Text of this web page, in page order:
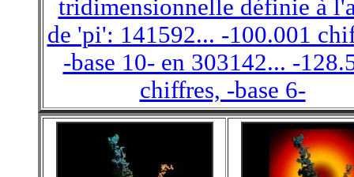
tridimensionnelle définie à
de 'pi': 141592... -100.001
-base 10- en 303142... -
chiffres, -base 6-